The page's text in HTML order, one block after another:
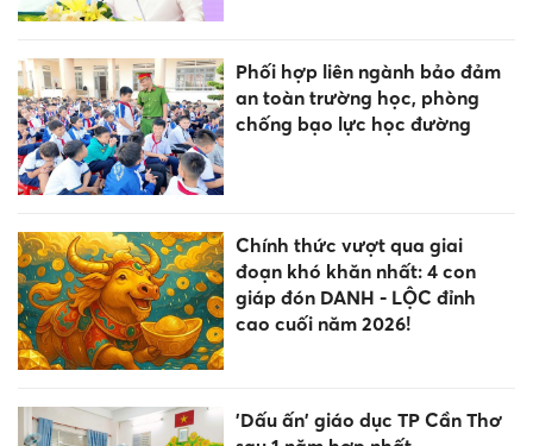
Phối hợp liên ngành bảo đảm
an toàn trường học, phòng
chống bạo lực học đường
Chính thức vượt qua giai
đoạn khó khăn nhất: 4 con
giáp đón DANH - LỘC đỉnh
cao cuối năm 2026!
'Dấu ấn' giáo dục TP Cần Thơ